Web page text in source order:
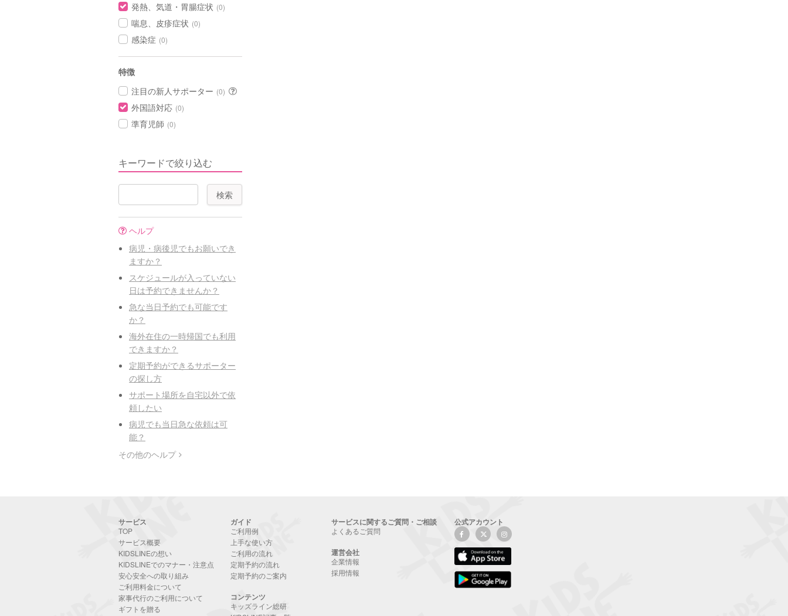
発熱、気道・胃腸症状 (0)
喘息、皮疹症状 (0)
感染症 (0)
特徴
注目の新人サポーター (0)
外国語対応 (0)
準育児師 (0)
キーワードで絞り込む
ヘルプ
病児・病後児でもお願いでき
ますか？
スケジュールが入っていない
日は予約できませんか？
急な当日予約でも可能です
か？
海外在住の一時帰国でも利用
できますか？
定期予約ができるサポーター
の探し方
サポート場所を自宅以外で依
頼したい
病児でも当日急な依頼は可
能？
その他のヘルプ
サービス
TOP
サービス概要
KIDSLINEの想い
KIDSLINEでのマナー・注意点
安心安全への取り組み
ご利用料金について
家事代行のご利用について
ギフトを贈る
ガイド
ご利用例
上手な使い方
ご利用の流れ
定期予約の流れ
定期予約のご案内
コンテンツ
キッズライン総研
サービスに関するご質問・ご相談
よくあるご質問
運営会社
企業情報
採用情報
公式アカウント